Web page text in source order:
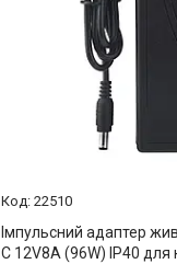
22510
Імпульсний адаптер
C 12V8A (96W) IP40 для